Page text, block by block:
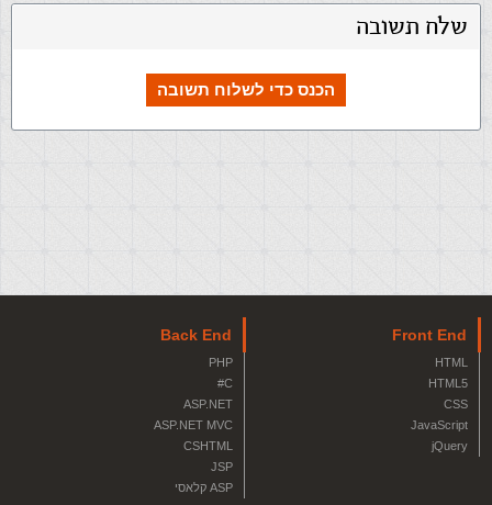
שלח תשובה
הכנס כדי לשלוח תשובה
Front End
HTML
HTML5
CSS
JavaScript
jQuery
Back End
PHP
C#
ASP.NET
ASP.NET MVC
CSHTML
JSP
ASP קלאסי